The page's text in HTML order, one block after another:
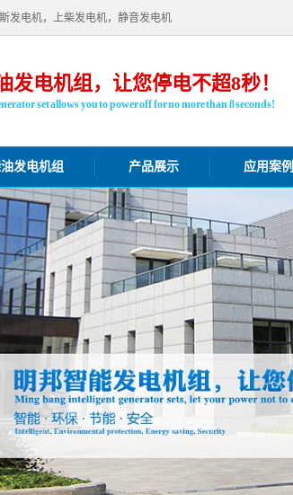
发电机，上柴发电机，静音发电机
发电机组，让您停电不超8秒！
set allows you to power off for no more than 8 seconds!
发电机组 产品展示 应用案例